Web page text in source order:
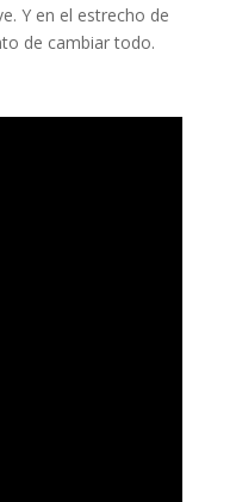
Y en el estrecho de
de cambiar todo.